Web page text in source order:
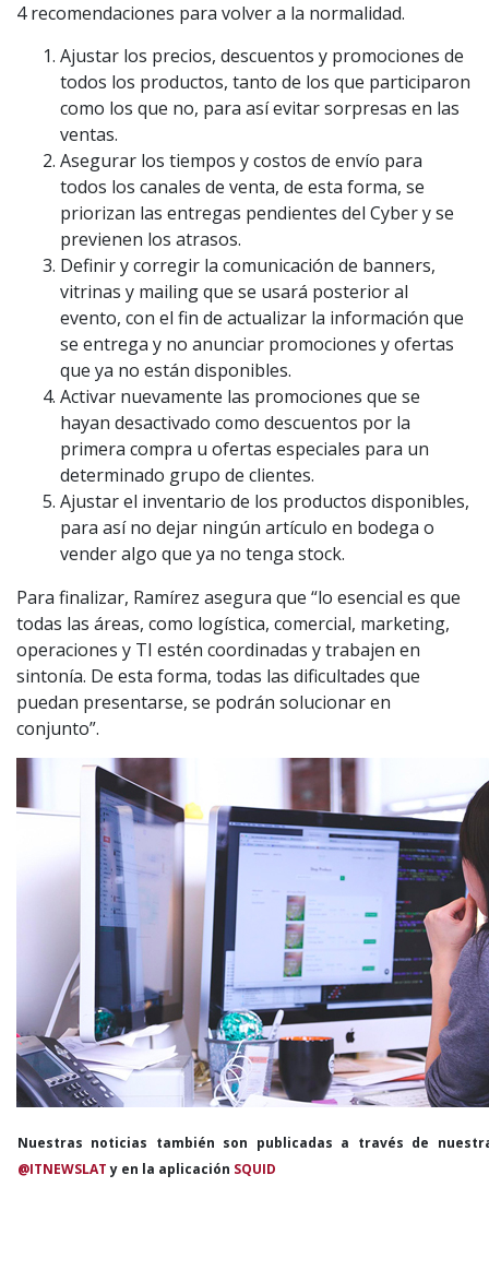
4 recomendaciones para volver a la normalidad.
Ajustar los precios, descuentos y promociones de
todos los productos, tanto de los que participaron
como los que no, para así evitar sorpresas en las
ventas.
Asegurar los tiempos y costos de envío para
todos los canales de venta, de esta forma, se
priorizan las entregas pendientes del Cyber y se
previenen los atrasos.
Definir y corregir la comunicación de banners,
vitrinas y mailing que se usará posterior al
evento, con el fin de actualizar la información que
se entrega y no anunciar promociones y ofertas
que ya no están disponibles.
Activar nuevamente las promociones que se
hayan desactivado como descuentos por la
primera compra u ofertas especiales para un
determinado grupo de clientes.
Ajustar el inventario de los productos disponibles,
para así no dejar ningún artículo en bodega o
vender algo que ya no tenga stock.
Para finalizar, Ramírez asegura que “lo esencial es que
todas las áreas, como logística, comercial, marketing,
operaciones y TI estén coordinadas y trabajen en
sintonía. De esta forma, todas las dificultades que
puedan presentarse, se podrán solucionar en
conjunto”.
Nuestras noticias también son publicadas a través de
@ITNEWSLATy en la aplicación SQUID